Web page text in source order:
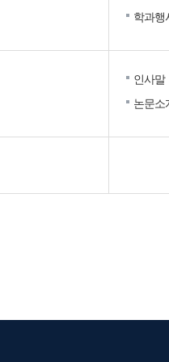
학과행
인사말
논문소